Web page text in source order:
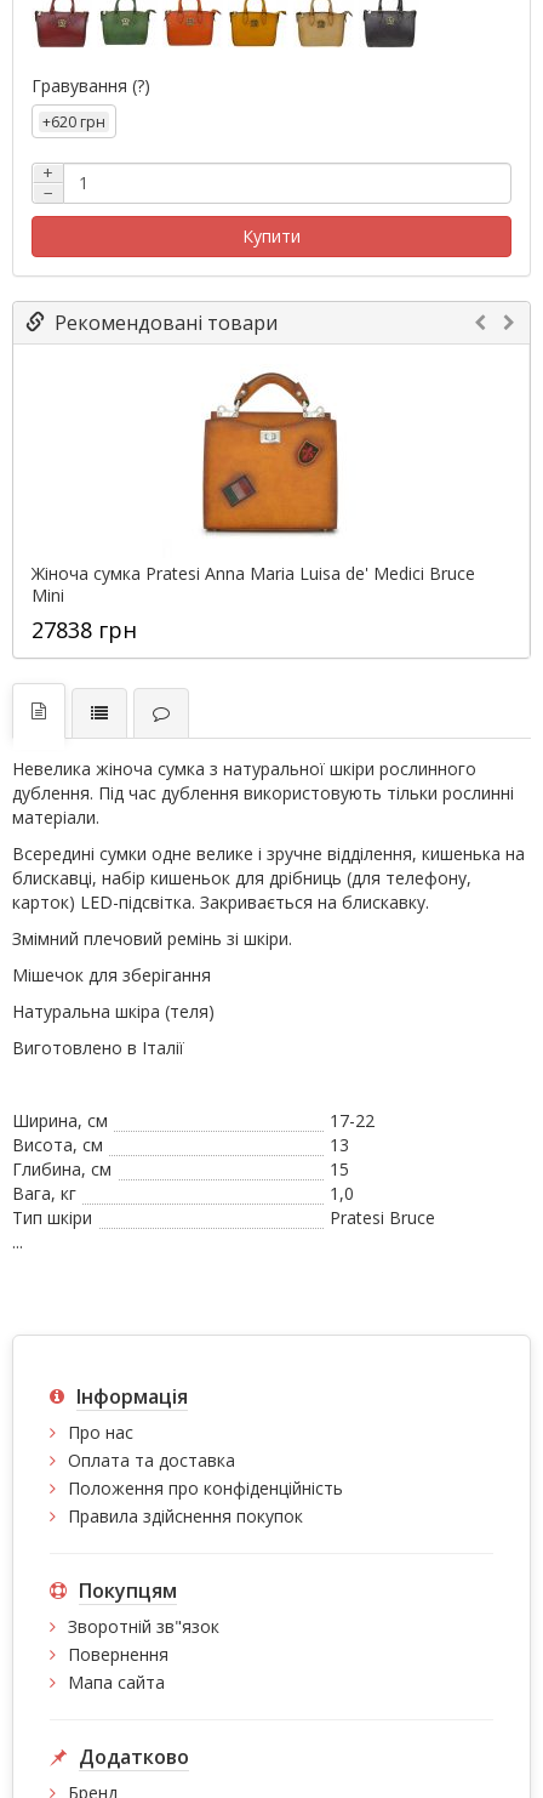
Гравування (?)
+620 грн
+
−
Купити
Рекомендовані товари
Жіноча сумка Pratesi Anna Maria Luisa de' Medici Bruce
Mini
27838 грн
Невелика жіноча сумка з натуральної шкіри рослинного
дублення. Під час дублення використовують тільки рослинні
матеріали.
Всередині сумки одне велике і зручне відділення, кишенька на
блискавці, набір кишеньок для дрібниць (для телефону,
карток) LED-підсвітка. Закривається на блискавку.
Змімний плечовий ремінь зі шкіри.
Мішечок для зберігання
Натуральна шкіра (теля)
Виготовлено в Італії
Ширина, см
17-22
Висота, см
13
Глибина, см
15
Вага, кг
1,0
Тип шкіри
Pratesi Bruce
...
Інформація
Про нас
Оплата та доставка
Положення про конфіденційність
Правила здійснення покупок
Покупцям
Зворотній зв"язок
Повернення
Мапа сайта
Додатково
Бренд